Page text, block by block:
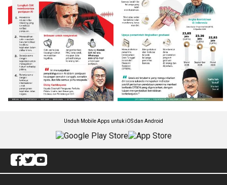
Unduh Mobile Apps untuk iOS dan Android